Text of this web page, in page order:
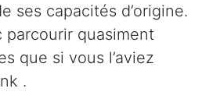
ses capacités d’origine.
parcourir quasiment
que si vous l’aviez
.